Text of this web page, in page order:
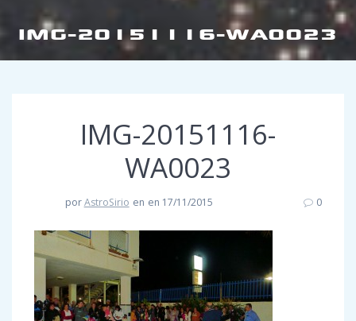
IMG-20151116-WA0023
IMG-20151116-
WA0023
porAstroSirio en en 17/11/2015 0